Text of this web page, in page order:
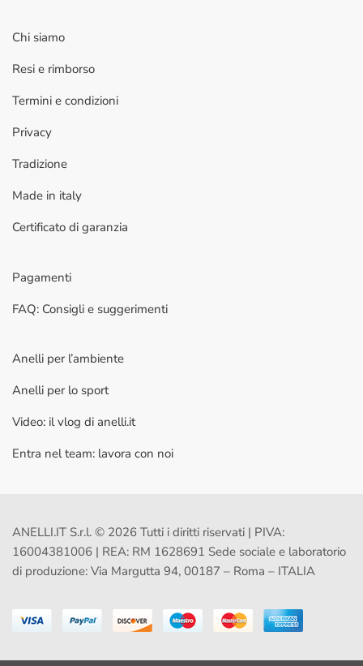
Chi siamo
Resi e rimborso
Termini e condizioni
Privacy
Tradizione
Made in italy
Certificato di garanzia
Pagamenti
FAQ: Consigli e suggerimenti
Anelli per l’ambiente
Anelli per lo sport
Video: il vlog di anelli.it
Entra nel team: lavora con noi
ANELLI.IT S.r.l. © 2026 Tutti i diritti riservati | PIVA:
16004381006 | REA: RM 1628691 Sede sociale e laboratorio
di produzione: Via Margutta 94, 00187 – Roma – ITALIA